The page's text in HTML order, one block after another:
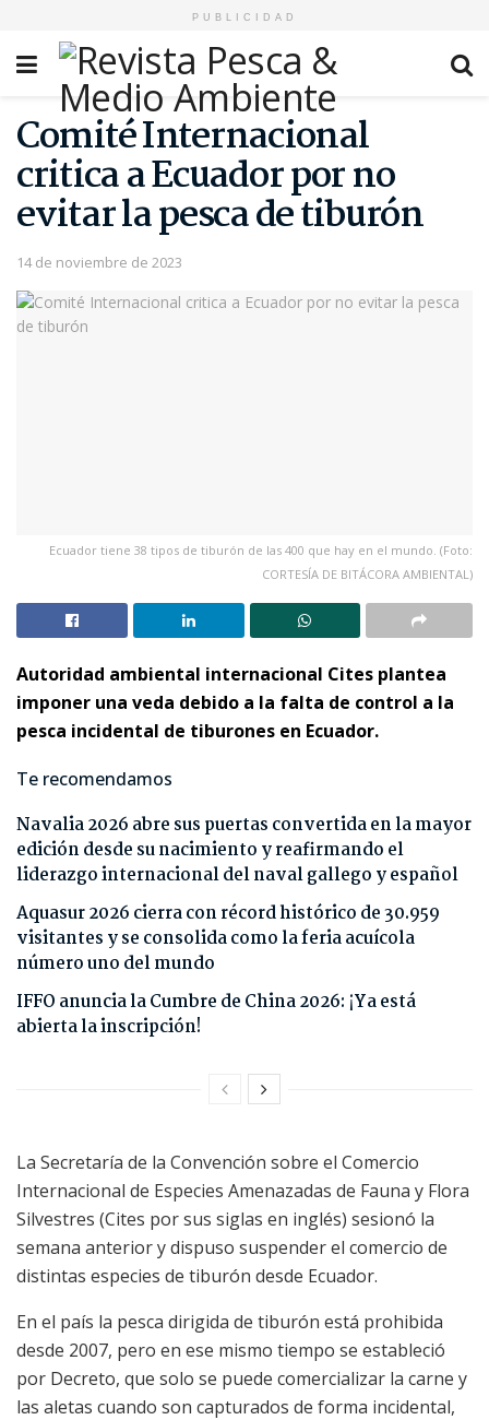
PUBLICIDAD
Comité Internacional
critica a Ecuador por no
evitar la pesca de tiburón
14 de noviembre de 2023
Ecuador tiene 38 tipos de tiburón de las 400 que hay en el mundo. (Foto:
CORTESÍA DE BITÁCORA AMBIENTAL)
Autoridad ambiental internacional Cites plantea
imponer una veda debido a la falta de control a la
pesca incidental de tiburones en Ecuador.
Te recomendamos
Navalia 2026 abre sus puertas convertida en la mayor
edición desde su nacimiento y reafirmando el
liderazgo internacional del naval gallego y español
Aquasur 2026 cierra con récord histórico de 30.959
visitantes y se consolida como la feria acuícola
número uno del mundo
IFFO anuncia la Cumbre de China 2026: ¡Ya está
abierta la inscripción!
La Secretaría de la Convención sobre el Comercio
Internacional de Especies Amenazadas de Fauna y Flora
Silvestres (Cites por sus siglas en inglés) sesionó la
semana anterior y dispuso suspender el comercio de
distintas especies de tiburón desde Ecuador.
En el país la pesca dirigida de tiburón está prohibida
desde 2007, pero en ese mismo tiempo se estableció
por Decreto, que solo se puede comercializar la carne y
las aletas cuando son capturados de forma incidental,